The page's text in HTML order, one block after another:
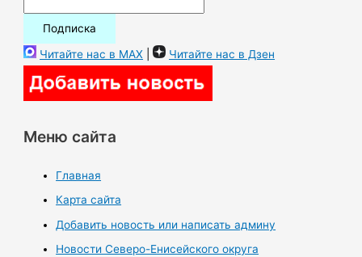
Читайте нас в MAX | Читайте нас в Дзен
Меню сайта
Главная
Карта сайта
Добавить новость или написать админу
Новости Северо-Енисейского округа